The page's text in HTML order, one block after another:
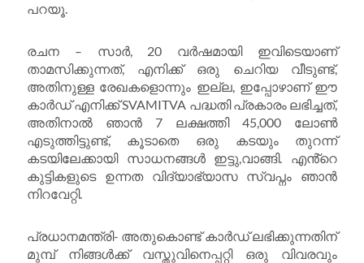
പറയൂ.
രചന – സാർ, 20 വർഷമായി ഇവിടെയാണ്
താമസിക്കുന്നത്, എനിക്ക് ഒരു ചെറിയ വീടുണ്ട്,
അതിനുള്ള രേഖകളൊന്നും ഇല്ല, ഇപ്പോഴാണ് ഈ
കാർഡ് എനിക്ക് SVAMITVA പദ്ധതി പ്രകാരം ലഭിച്ചത്,
അതിനാൽ ഞാൻ 7 ലക്ഷത്തി 45,000 ലോൺ
എടുത്തിട്ടുണ്ട്, കൂടാതെ ഒരു കടയും തുറന്ന്
കടയിലേക്കായി സാധനങ്ങൾ ഇട്ടു,വാങ്ങി. എൻ്റെ
കുട്ടികളുടെ ഉന്നത വിദ്യാഭ്യാസ സ്വപ്നം ഞാൻ
നിറവേറ്റി.
പ്രധാനമന്ത്രി- അതുകൊണ്ട് കാർഡ് ലഭിക്കുന്നതിന്
മുമ്പ് നിങ്ങൾക്ക് വസ്തുവിനെപ്പറ്റി ഒരു വിവരവും